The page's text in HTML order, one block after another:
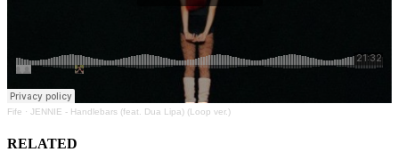
Fife · JENNIE - Handlebars (feat. Dua Lipa) (Loop ver.)
RELATED